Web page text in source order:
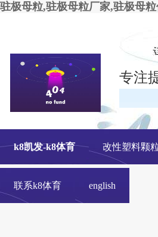
驻极母粒,驻极母粒厂家,驻极母
专注
k8凯发-k8体育 改性塑料颗
联系k8体育 english